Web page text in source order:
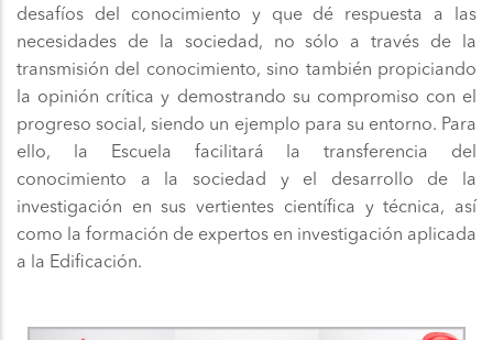
desafíos del conocimiento y que dé respuesta a las
necesidades de la sociedad, no sólo a través de la
transmisión del conocimiento, sino también propiciando
la opinión crítica y demostrando su compromiso con el
progreso social, siendo un ejemplo para su entorno. Para
ello, la Escuela facilitará la transferencia del
conocimiento a la sociedad y el desarrollo de la
investigación en sus vertientes científica y técnica, así
como la formación de expertos en investigación aplicada
a la Edificación.